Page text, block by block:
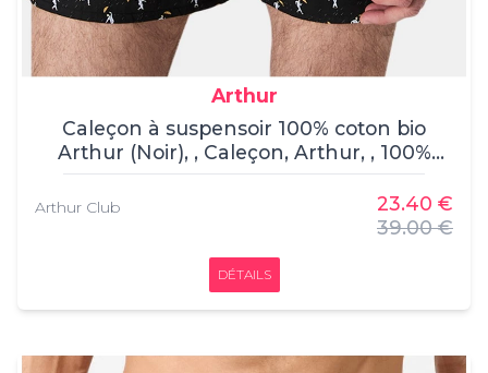
Arthur
Caleçon à suspensoir 100% coton bio
Arthur (Noir), , Caleçon, Arthur, , 100%
coton
Arthur Club
23.40 €
39.00 €
DÉTAILS